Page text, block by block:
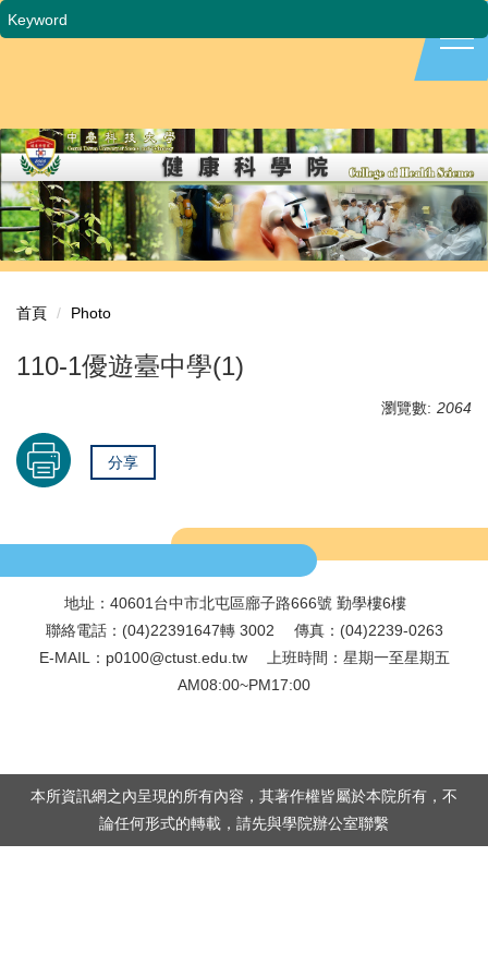
跳
到
容
區
首頁 Photo
110-1優遊臺中學(1)
瀏覽數: 2064
分享
地址：40601台中市北屯區廍子路666號 勤學樓6樓
聯絡電話：(04)22391647轉 3002 傳真：(04)2239-0263
E-MAIL：p0100@ctust.edu.tw 上班時間：星期一至星期五
AM08:00~PM17:00
本所資訊網之內呈現的所有內容，其著作權皆屬於本院所有，不
論任何形式的轉載，請先與學院辦公室聯繫